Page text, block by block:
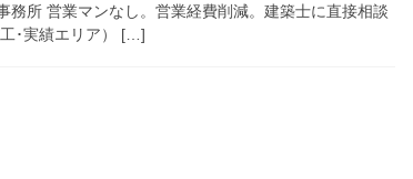
所 営業マンなし。営業経費削減。建築士に直接相談
･実績エリア） […]